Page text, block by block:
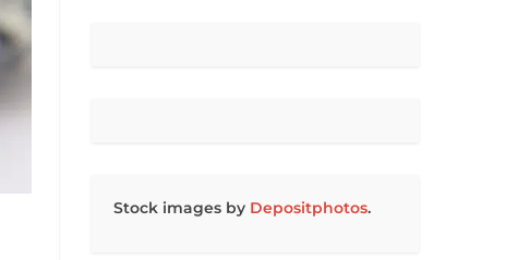
Stock images by Depositphotos.